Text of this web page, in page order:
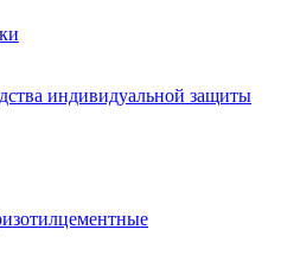
индивидуальной защиты